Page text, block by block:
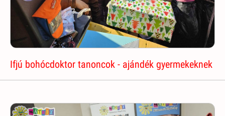
Ifjú bohócdoktor tanoncok - ajándék gyermekeknek